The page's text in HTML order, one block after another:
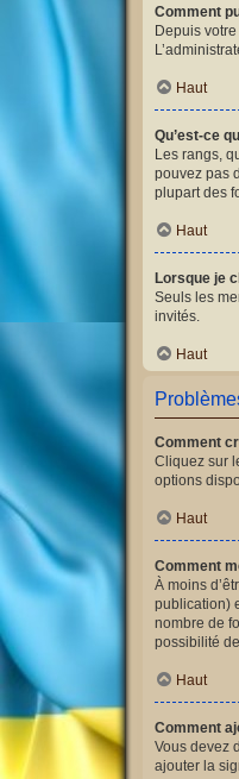
Comment
Depuis
Haut
Qu’est-ce
Les rangs,
pouvez pas
plupart des
Haut
Lorsque je
Seuls les
invités.
Haut
Comment
Cliquez sur
options
Haut
Comment
À moins
publication)
nombre de
possibilité
Haut
Comment
Vous devez
ajouter la